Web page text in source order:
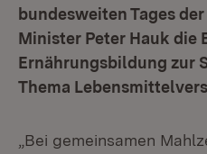
bundesweiten Tages
Minister Peter Hauk die
Ernährungsbildung zur
Thema
„Bei gemeinsamen